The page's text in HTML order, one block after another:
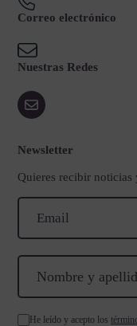
Correo electrónico
Nuestras Redes
Newsletter
Quieres recibir noticias
He leído y acepto los